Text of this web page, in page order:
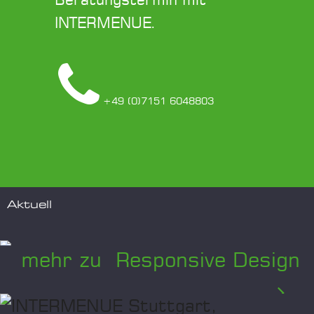
INTERMENUE.
+49 (0)7151 6048803
Aktuell
mehr zu Responsive Design